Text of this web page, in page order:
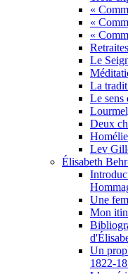
«
«
«
Le
La
Le sens
Deux
Lev
Élisabeth
Une
Mon
Un
1822-